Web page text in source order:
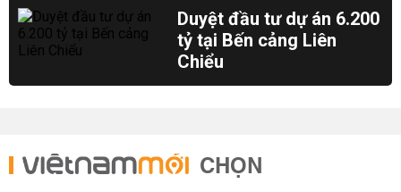
Duyệt đầu tư dự án 6.200
tỷ tại Bến cảng Liên
Chiểu
CHỌN